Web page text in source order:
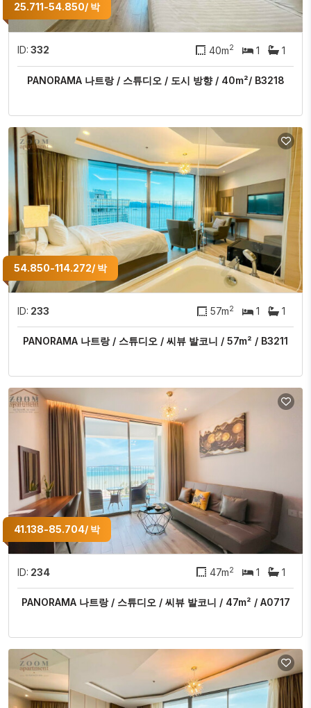
25.711-54.850/ 박
ID: 332 40m2 1 1
PANORAMA 나트랑 / 스튜디오 / 도시 방향 / 40m²/ B3218
54.850-114.272/ 박
ID: 233 57m2 1 1
PANORAMA 나트랑 / 스튜디오 / 씨뷰 발코니 / 57m² / B3211
41.138-85.704/ 박
ID: 234 47m2 1 1
PANORAMA 나트랑 / 스튜디오 / 씨뷰 발코니 / 47m² / A0717